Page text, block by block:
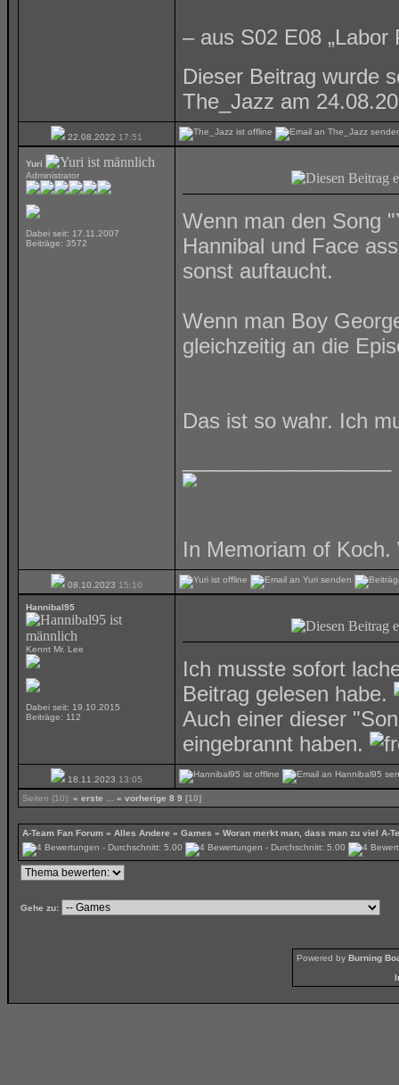
– aus S02 E08 „Labor
Dieser Beitrag wurde
The_Jazz am
22.08.2022 17:51
Yuri
Administrator
Dabei seit: 17.11.2007
Beiträge: 3572
Wenn man den Song
Hannibal und Face
sonst auftaucht.
Wenn man Boy
gleichzeitig an die
Das ist so wahr. Ich
In Memoriam of
08.10.2023 15:10
Hannibal95
Kennt Mr. Lee
Dabei seit: 19.10.2015
Beiträge: 112
Ich musste sofort
Beitrag gelesen habe.
Auch einer dieser
eingebrannt haben.
18.11.2023 13:05
Seiten (10): « erste « vorherige 8 9 [10]
A-Team Fan Forum » Alles Andere » Games » Woran merkt man, dass man zu viel A-
Gehe zu:
Powered by Burning